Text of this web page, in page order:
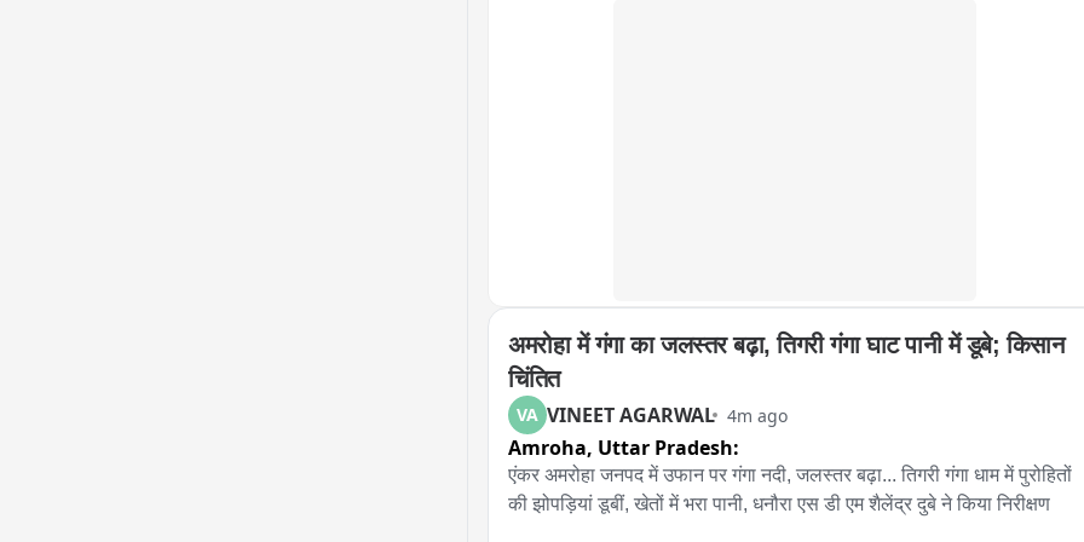
अमरोहा में गंगा का जलस्तर बढ़ा, तिगरी गंगा घाट पानी में डूबे; किसान
चिंतित
VA VINEET AGARWAL 4m ago
Amroha, Uttar Pradesh:
एंकर अमरोहा जनपद में उफान पर गंगा नदी, जलस्तर बढ़ा... तिगरी गंगा धाम में पुरोहितों
की झोपड़ियां डूबीं, खेतों में भरा पानी, धनौरा एस डी एम शैलेंद्र दुबे ने किया निरीक्षण